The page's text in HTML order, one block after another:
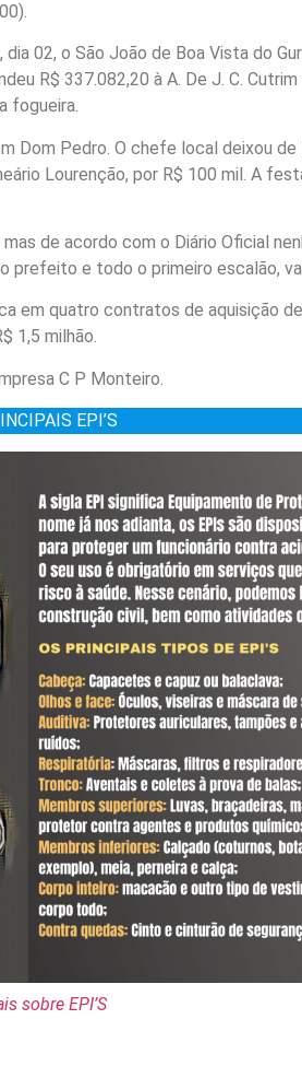
02, o São João de Boa Vista do
R$ 337.082,20 à A. De J. C.
fogueira.
Dom Pedro. O chefe local deixou
Lourenção, por R$ 100 mil. A
de acordo com o Diário Oficial
prefeito e todo o primeiro escalão,
em quatro contratos de aquisição
1,5 milhão.
C P Monteiro.
EPI’S
sobre EPI’S